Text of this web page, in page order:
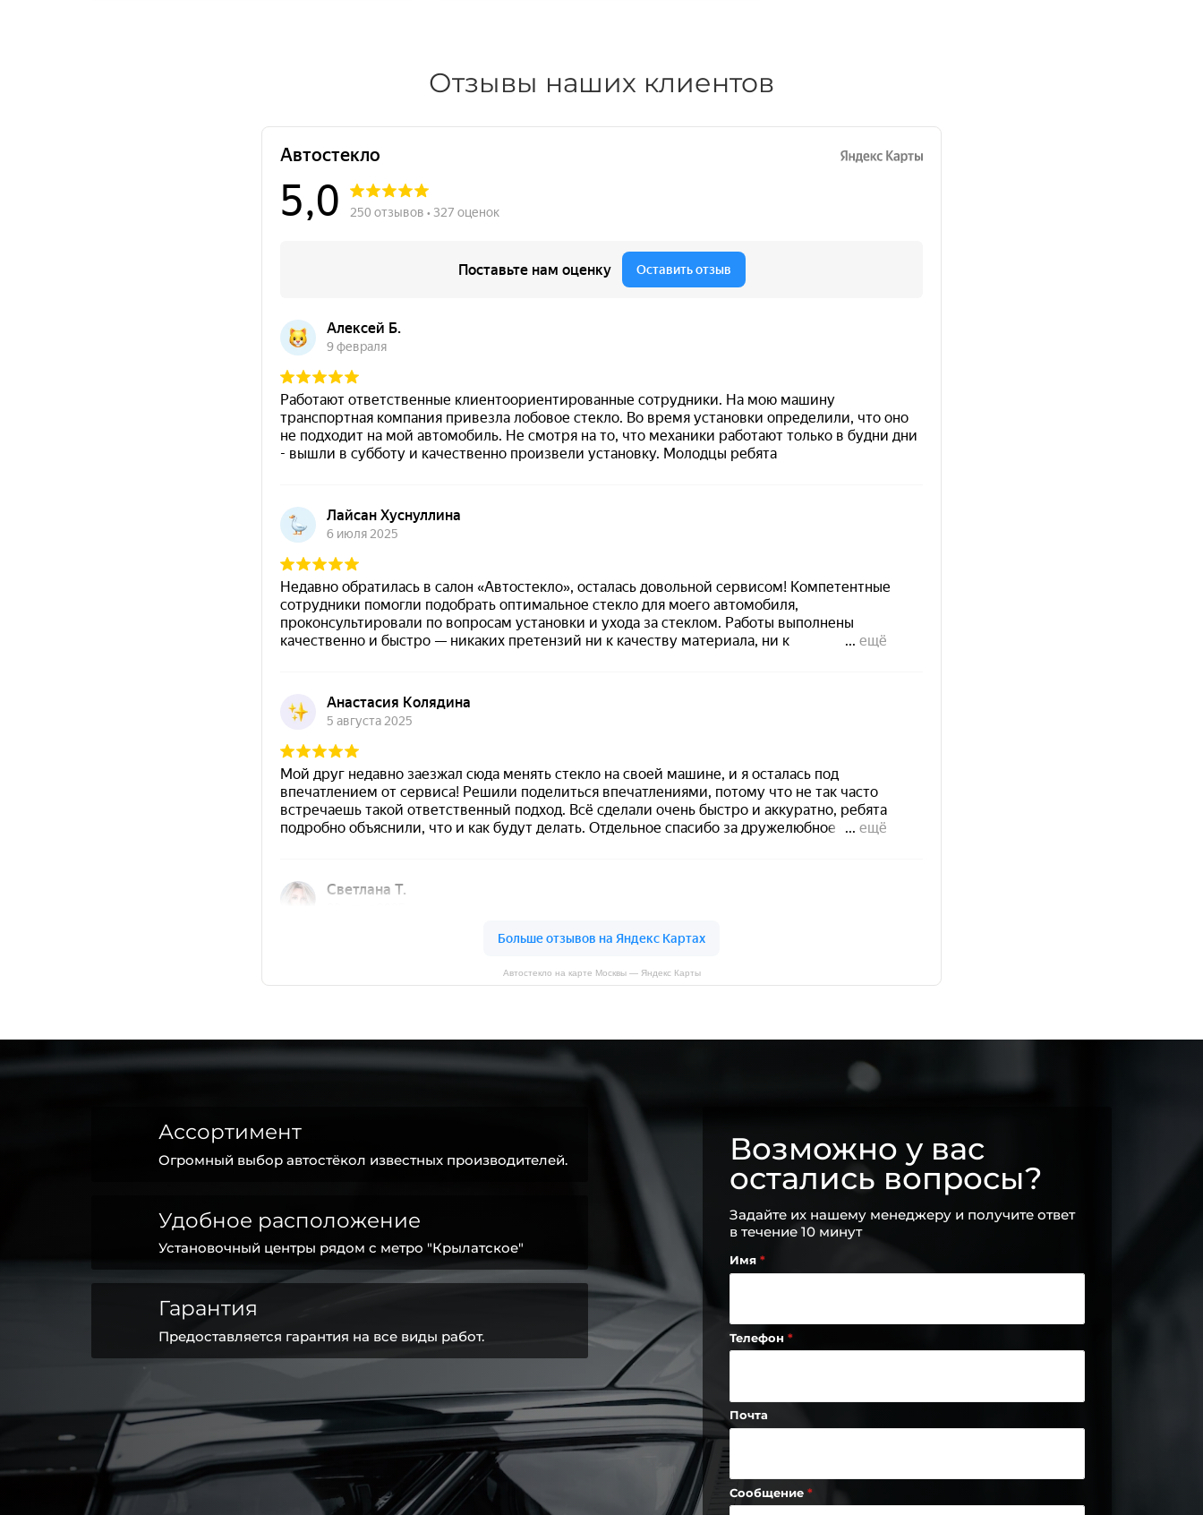
Отзывы наших клиентов
Автостекло на карте Москвы — Яндекс Карты
Ассортимент
Огромный выбор автостёкол известных производителей.
Удобное расположение
Установочный центры рядом с метро "Крылатское"
Гарантия
Предоставляется гарантия на все виды работ.
Возможно у вас
остались вопросы?
Задайте их нашему менеджеру и получите ответ
в течение 10 минут
Имя
Телефон
Почта
Сообщение